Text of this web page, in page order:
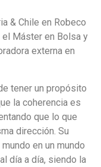
& Chile en Robeco
Máster en Bolsa y
externa en
tener un propósito
la coherencia es
que lo que
dirección. Su
en un mundo
día a día, siendo la